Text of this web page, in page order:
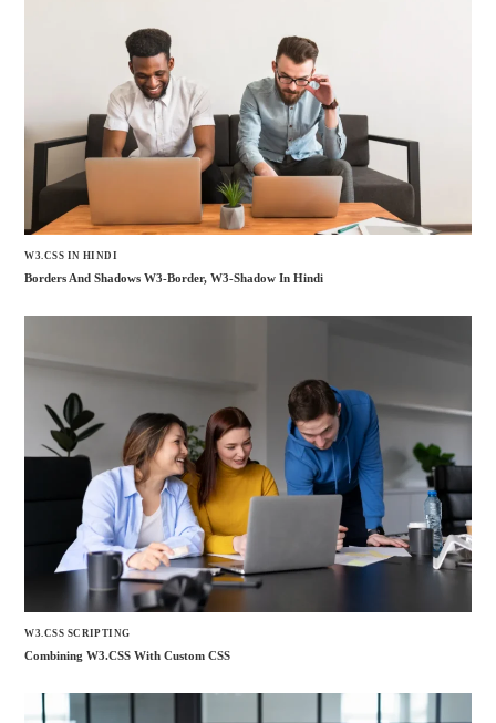
W3.CSS IN HINDI
Borders And Shadows W3-Border, W3-Shadow In Hindi
W3.CSS SCRIPTING
Combining W3.CSS With Custom CSS